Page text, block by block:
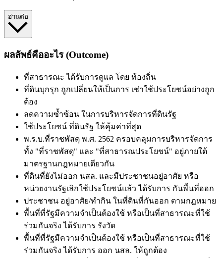
อ่านต่อ
ผลลัพธ์คืออะไร (Outcome)
ที่สาธารณะ ได้รับการดูแล โดย ท้องถิ่น
ที่ดินบุกรุก ถูกเปลี่ยนให้เป็นการ เช่าใช้ประโยชน์อย่างถูก
ต้อง
ลดความซ้ำซ้อน ในการบริหารจัดการที่ดินรัฐ
ใช้ประโยชน์ ที่ดินรัฐ ให้คุ้มค่าที่สุด
พ.ร.บ.ที่ราชพัสดุ พ.ศ. 2562 ครอบคลุมการบริหารจัดการ
ทั้ง "ที่ราชพัสดุ" และ "ที่สาธารณประโยชน์" อยู่ภายใต้
มาตรฐานกฎหมายเดียวกัน
ที่ดินที่ยังไม่ออก นสล. และมีประชาชนอยู่อาศัย หรือ
หน่วยงานรัฐเลิกใช้ประโยชน์แล้ว ได้รับการ กันพื้นที่ออก
ประชาชน อยู่อาศัย/ทำกิน ในที่ดินที่กันออก ตามกฎหมาย
พื้นที่ที่รัฐมีความจำเป็นต้องใช้ หรือเป็นที่สาธารณะที่ใช้
ร่วมกันจริง ได้รับการ รังวัด
พื้นที่ที่รัฐมีความจำเป็นต้องใช้ หรือเป็นที่สาธารณะที่ใช้
ร่วมกันจริง ได้รับการ ออก นสล. ให้ถูกต้อง